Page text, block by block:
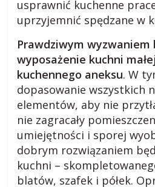
a
r
o
d
z
usprawnić kuchenne
uprzyjemnić spędzane w
Prawdziwym wyzwaniem
wyposażenie kuchni
kuchennego aneksu. W
dopasowanie wszystkich
elementów, aby nie
nie zagracały
umiejętności i sporej
dobrym rozwiązaniem
kuchni –
blatów, szafek i półek.